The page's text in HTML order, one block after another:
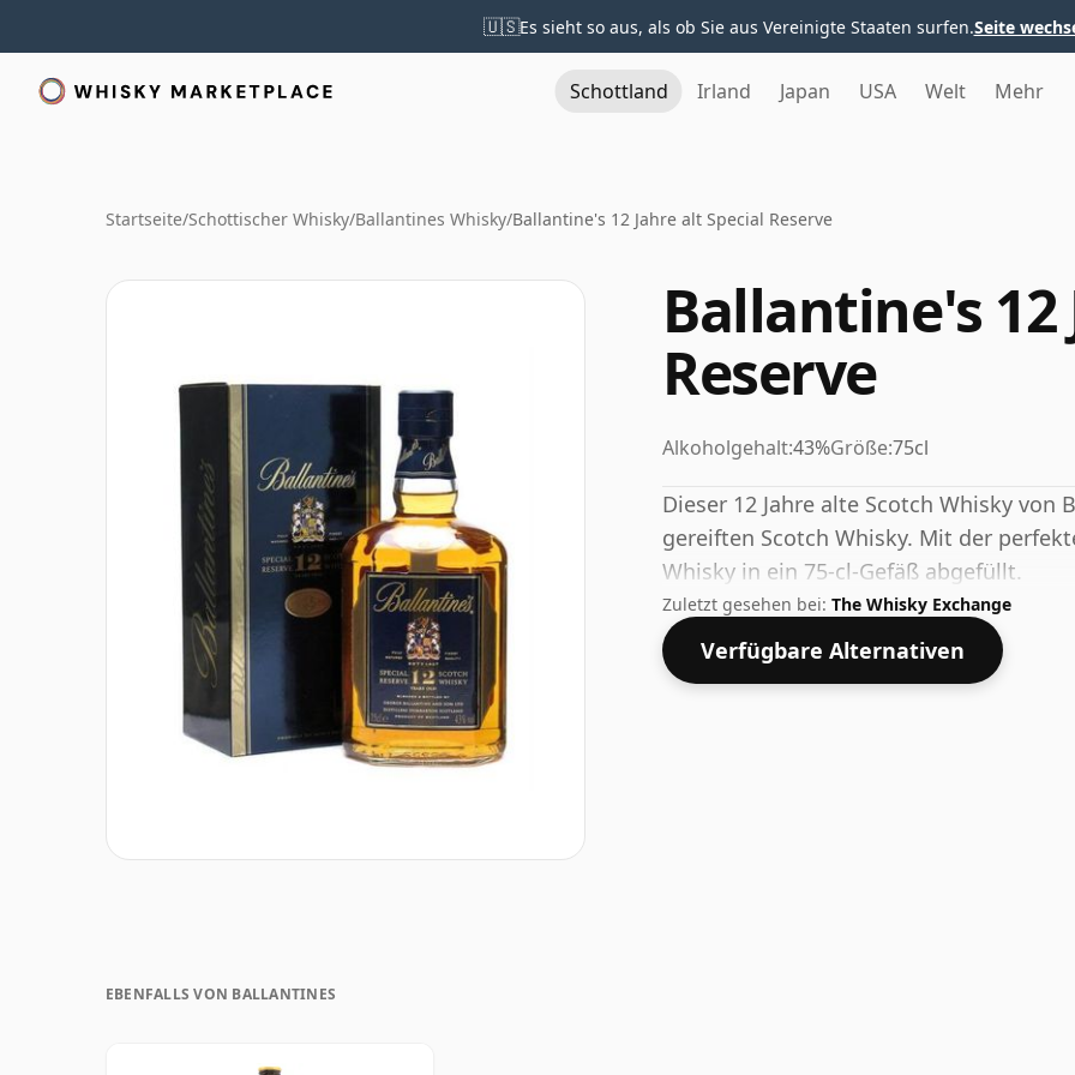
🇺🇸Es sieht so aus, als ob Sie aus Vereinigte Staaten surfen.Seite
Schottland Irland Japan USA Welt Mehr
Startseite/Schottischer Whisky/Ballantines Whisky/Ballantine's 12 Jahre alt Special Reserve
Ballantine's 12
Reserve
Alkoholgehalt:43%Größe:75cl
Dieser 12 Jahre alte Scotch Whisky
gereiften Scotch Whisky. Mit der
Whisky in ein 75-cl-Gefäß abgefüllt.
Zuletzt gesehen bei: The Whisky Exchange
Verfügbare Alternativen
EBENFALLS VON BALLANTINES